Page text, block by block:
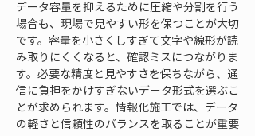
データ容量を抑えるために圧縮や分割を行う
場合も、現場で見やすい形を保つことが大切
です。容量を小さくしすぎて文字や線形が読
み取りにくくなると、確認ミスにつながりま
す。必要な精度と見やすさを保ちながら、通
信に負担をかけすぎないデータ形式を選ぶこ
とが求められます。情報化施工では、データ
の軽さと信頼性のバランスを取ることが重要